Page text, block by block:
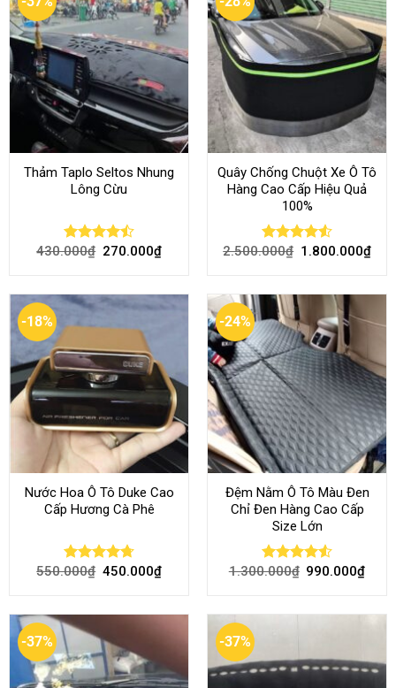
Thảm Taplo Seltos Nhung
Lông Cừu
Rated
430.000₫ 270.000₫
Quây Chống Chuột Xe Ô Tô
Hàng Cao Cấp Hiệu Quả
100%
Rated 4.51
2.500.000₫ 1.800.000₫
-18%
Nước Hoa Ô Tô Duke Cao
Cấp Hương Cà Phê
Rated4.70
550.000₫ 450.000₫
-24%
Đệm Nằm Ô Tô Màu Đen
Chỉ Đen Hàng Cao Cấp
Size Lớn
Rated 4.54
1.300.000₫ 990.000₫
-37% -37%